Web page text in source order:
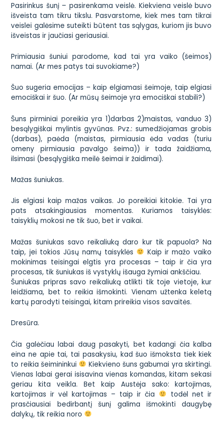
Pasirinkus šunį – pasirenkama veislė. Kiekviena veislė buvo
išveista tam tikru tikslu. Pasvarstome, kiek mes tam tikrai
veislei galėsime suteikti būtent tas sąlygas, kuriom jis buvo
išveistas ir jaučiasi geriausiai.
Primiausia šuniui parodome, kad tai yra vaiko (šeimos)
namai. (Ar mes patys tai suvokiame?)
Šuo sugeria emocijas – kaip elgiamasi šeimoje, taip elgiasi
emociškai ir šuo. (Ar mūsų šeimoje yra emociškai stabili?)
Šuns pirminiai poreikia yra 1)darbas 2)maistas, vanduo 3)
besąlygiškai mylintis gyvūnas. Pvz.: sumedžiojamas grobis
(darbas), paėda (maistas, pirmiausia ėda vadas (turiu
omeny pirmiausia pavalgo šeima)) ir tada žaidžiama,
ilsimasi (besąlygiška meilė šeimai ir žaidimai).
Mažas šuniukas.
Jis elgiasi kaip mažas vaikas. Jo poreikiai kitokie. Tai yra
pats atsakingiausias momentas. Kuriamos taisyklės:
taisyklių mokosi ne tik šuo, bet ir vaikai.
Mažas šuniukas savo reikaliuką daro kur tik papuola? Na
taip, jei tokios Jūsų namų taisyklės
Kaip ir mažo vaiko
mokinimas teisingai elgtis yra procesas – taip ir čia yra
procesas, tik šuniukas iš vystyklų išauga žymiai ankščiau.
Šuniukas pripras savo reikaliuką atlikti tik toje vietoje, kur
leidžiama, bet to reikia išmokinti. Vienam užtenka keletą
kartų parodyti teisingai, kitam prireikia visos savaitės.
Dresūra.
Čia galėčiau labai daug pasakyti, bet kadangi čia kalba
eina ne apie tai, tai pasakysiu, kad šuo išmoksta tiek kiek
to reikia šeimininkui
Kiekvieno šuns gabumai yra skirtingi.
Vienas labai gerai isisavina vienas komandas, kitam sekasi
geriau kita veikla. Bet kaip Austėja sako: kartojimas,
kartojimas ir vėl kartojimas – taip ir čia
todėl net ir
prasčiausiai bedirbantį šunį galima išmokinti daugybę
dalykų, tik reikia noro